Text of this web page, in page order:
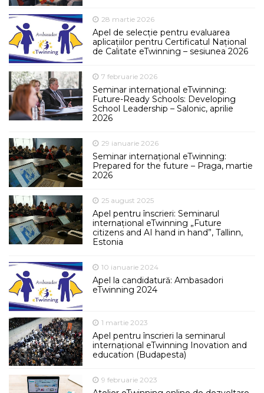
28 martie 2026
Apel de selecție pentru evaluarea
aplicațiilor pentru Certificatul Național
de Calitate eTwinning – sesiunea 2026
7 februarie 2026
Seminar internațional eTwinning:
Future-Ready Schools: Developing
School Leadership – Salonic, aprilie
2026
29 ianuarie 2026
Seminar internațional eTwinning:
Prepared for the future – Praga, martie
2026
25 august 2025
Apel pentru înscrieri: Seminarul
internațional eTwinning „Future
citizens and AI hand in hand”, Tallinn,
Estonia
10 ianuarie 2024
Apel la candidatură: Ambasadori
eTwinning 2024
1 martie 2023
Apel pentru înscrieri la seminarul
internațional eTwinning Inovation and
education (Budapesta)
9 februarie 2023